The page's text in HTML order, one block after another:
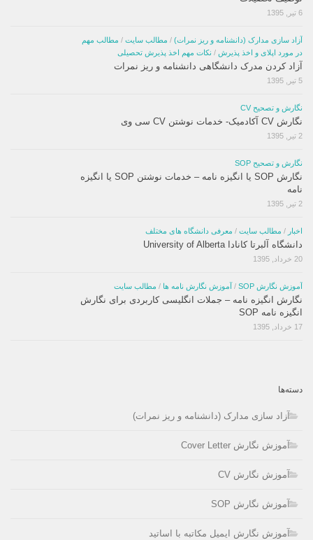
6 تیر, 1395
آزاد سازی مدارک (دانشنامه و ریز نمرات) / مطالب سایت / مطالب مهم
در مورد اپلای و اخذ پذیرش / نکات مهم اخذ پذیرش تحصیلی
آزاد کردن مدرک دانشگاهی دانشنامه و ریز نمرات
5 تیر, 1395
نگارش و تصحیح CV
نگارش CV آکادمیک- خدمات نوشتن CV سی وی
2 تیر, 1395
نگارش و تصحیح SOP
نگارش SOP یا انگیزه نامه – خدمات نوشتن SOP یا انگیزه
نامه
2 تیر, 1395
اخبار / مطالب سایت / معرفی دانشگاه های مختلف
دانشگاه آلبرتا کانادا University of Alberta
20 خرداد, 1395
آموزش نگارش SOP / آموزش نگارش نامه ها / مطالب سایت
نگارش انگیزه نامه – جملات انگلیسی کاربردی برای نگارش
انگیزه نامه SOP
17 خرداد, 1395
دسته‌ها
آزاد سازی مدارک (دانشنامه و ریز نمرات)
آموزش نگارش Cover Letter
آموزش نگارش CV
آموزش نگارش SOP
آموزش نگارش ایمیل مکاتبه با اساتید